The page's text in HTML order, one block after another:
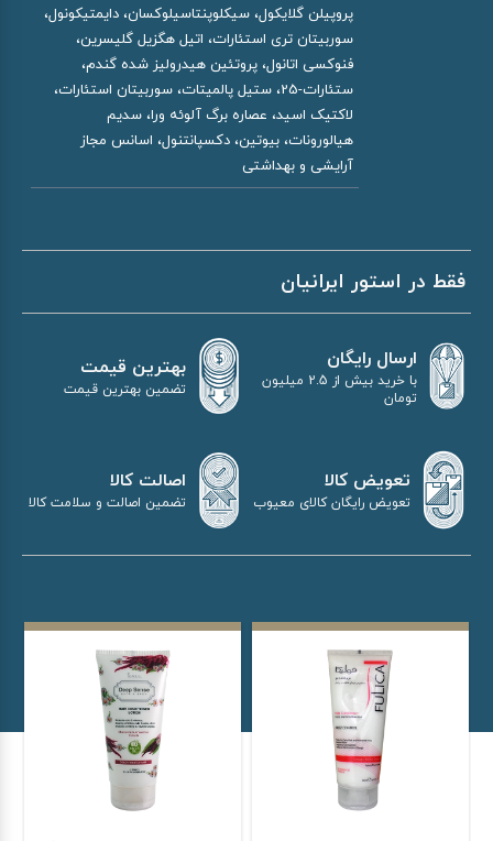
پروپیلن گلایکول، سیکلوپنتاسیلوکسان، دایمتیکونول،
سوربیتان تری استئارات، اتیل هگزیل گلیسرین،
فنوکسی اتانول، پروتئین هیدرولیز شده گندم،
ستئارات-25، ستیل پالمیتات، سوربیتان استئارات،
لاکتیک اسید، عصاره برگ آلوئه ورا، سدیم
هیالورونات، بیوتین، دکسپانتنول، اسانس مجاز
آرایشی و بهداشتی
فقط در استور ایرانیان
ارسال رایگان
با خرید بیش از 2.5 میلیون
تومان
بهترین قیمت
تضمین بهترین قیمت
تعویض کالا
تعویض رایگان کالای معیوب
اصالت کالا
تضمین اصالت و سلامت کالا